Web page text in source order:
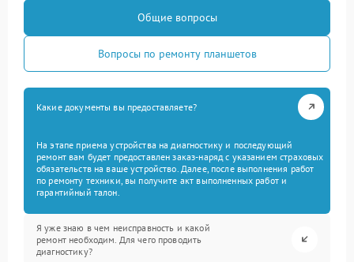
Общие вопросы
Вопросы по ремонту планшетов
Какие документы вы предоставляете?
На этапе приема устройства на диагностику и последующий
ремонт вам будет предоставлен заказ-наряд с указанием страховых
обязательств на ваше устройство. Далее, после выполнения работ
по ремонту техники, вы получите акт выполненных работ и
гарантийный талон.
Я уже знаю в чем неисправность и какой
ремонт необходим. Для чего проводить
диагностику?